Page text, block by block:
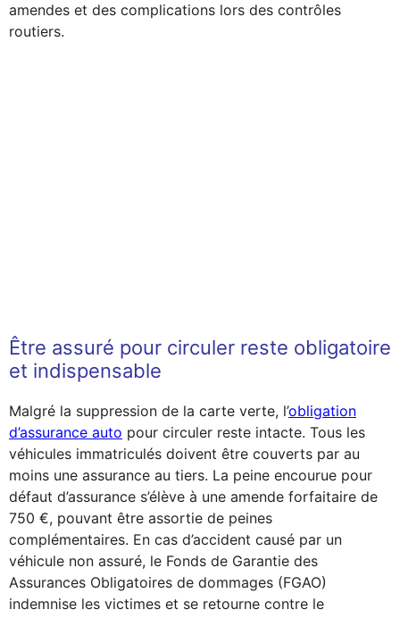
amendes et des complications lors des contrôles
routiers.
Être assuré pour circuler reste obligatoire
et indispensable
Malgré la suppression de la carte verte, l’obligation
d’assurance auto pour circuler reste intacte. Tous les
véhicules immatriculés doivent être couverts par au
moins une assurance au tiers. La peine encourue pour
défaut d’assurance s’élève à une amende forfaitaire de
750 €, pouvant être assortie de peines
complémentaires. En cas d’accident causé par un
véhicule non assuré, le Fonds de Garantie des
Assurances Obligatoires de dommages (FGAO)
indemnise les victimes et se retourne contre le